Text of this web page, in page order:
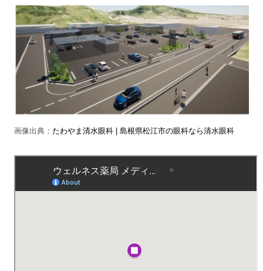
画像出典： たわやま清水眼科 | 島根県松江市の眼科なら清水眼科